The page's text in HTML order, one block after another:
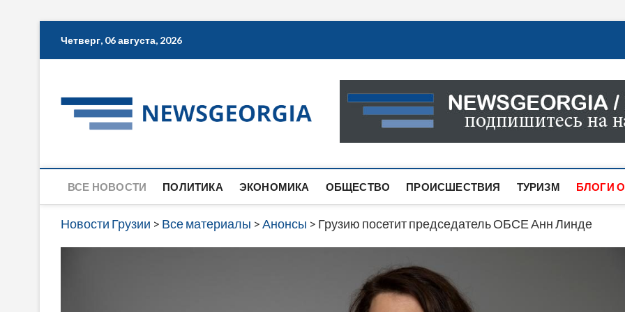
Четверг, 06 августа, 2026
Новости Грузии
САМАЯ АКТУАЛЬНАЯ ИНФОРМАЦИЯ О СОБЫТИЯХ
САЙТЕ ВЫ НАЙДЕТЕ НОВОСТИ ПОЛИТИКИ,
ВСЕ НОВОСТИ ПОЛИТИКА ЭКОНОМИКА ОБЩЕСТВО ПРОИСШЕСТВИЯ ТУРИЗМ БЛОГИ
Новости Грузии > Все материалы >Анонсы > Грузию посетит председатель ОБСЕ Анн Линде